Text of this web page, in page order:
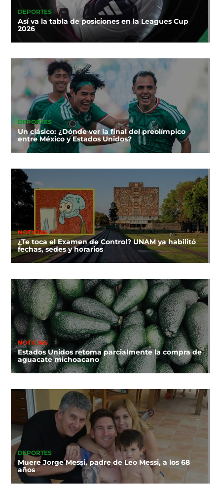
DEPORTES
Así va la tabla de posiciones en la Leagues Cup
2026
DEPORTES
Un clásico: ¿Dónde ver la final del preolímpico
entre México y Estados Unidos?
NOTICIAS
¿Te toca el Examen de Control? UNAM ya habilitó
fechas, sedes y horarios
NOTICIAS
Estados Unidos retoma parcialmente la compra de
aguacate michoacano
DEPORTES
Muere Jorge Messi, padre de Leo Messi, a los 68
años